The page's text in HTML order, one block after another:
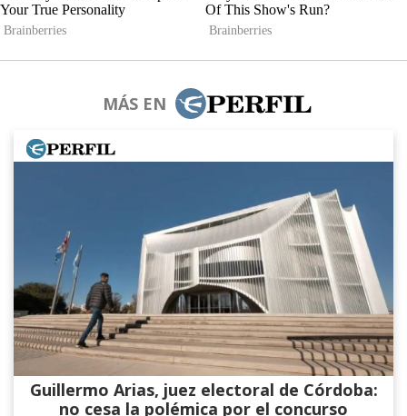
MÁS EN
Guillermo Arias, juez electoral de Córdoba:
no cesa la polémica por el concurso